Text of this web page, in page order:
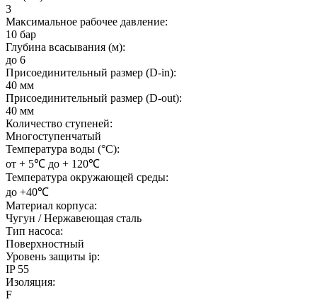
3
Максимальное рабочее давление:
10 бар
Глубина всасывания (м):
до 6
Присоединительный размер (D-in):
40 мм
Присоединительный размер (D-out):
40 мм
Количество ступеней:
Многоступенчатый
Температура воды (°C):
от + 5℃ до + 120℃
Температура окружающей среды:
до +40℃
Материал корпуса:
Чугун / Нержавеющая сталь
Тип насоса:
Поверхностный
Уровень защиты ip:
IP 55
Изоляция:
F